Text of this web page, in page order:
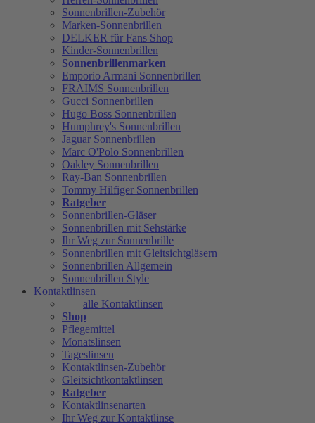
Sonnenbrillen-Zubehör
Marken-Sonnenbrillen
DELKER für Fans Shop
Kinder-Sonnenbrillen
Sonnenbrillenmarken
Emporio Armani Sonnenbrillen
FRAIMS Sonnenbrillen
Gucci Sonnenbrillen
Hugo Boss Sonnenbrillen
Humphrey's Sonnenbrillen
Jaguar Sonnenbrillen
Marc O'Polo Sonnenbrillen
Oakley Sonnenbrillen
Ray-Ban Sonnenbrillen
Tommy Hilfiger Sonnenbrillen
Ratgeber
Sonnenbrillen-Gläser
Sonnenbrillen mit Sehstärke
Ihr Weg zur Sonnenbrille
Sonnenbrillen mit Gleitsichtgläsern
Sonnenbrillen Allgemein
Sonnenbrillen Style
Kontaktlinsen
alle Kontaktlinsen
Shop
Pflegemittel
Monatslinsen
Tageslinsen
Kontaktlinsen-Zubehör
Gleitsichtkontaktlinsen
Ratgeber
Kontaktlinsenarten
Ihr Weg zur Kontaktlinse